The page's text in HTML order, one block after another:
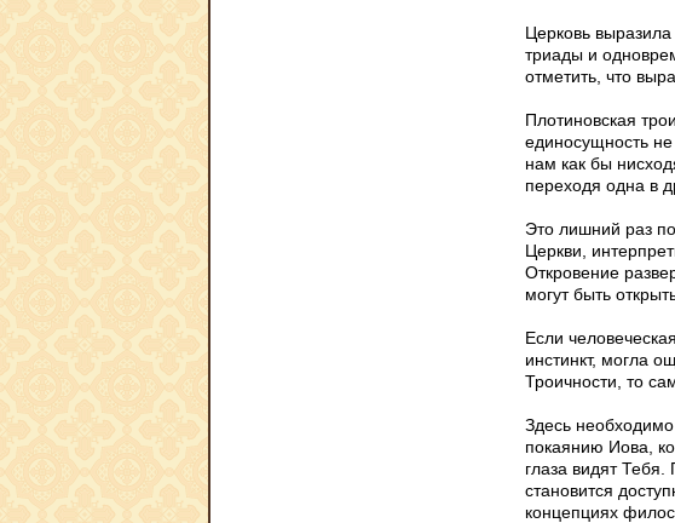
Церковь
триады и
отметить, что
Плотиновская
единосущность
нам как бы
переходя одна в
Это лишний раз
Церкви,
Откровение
могут быть
Если
инстинкт, могла
Троичности, то
Здесь
покаянию Иова,
глаза видят Тебя.
становится
концепциях